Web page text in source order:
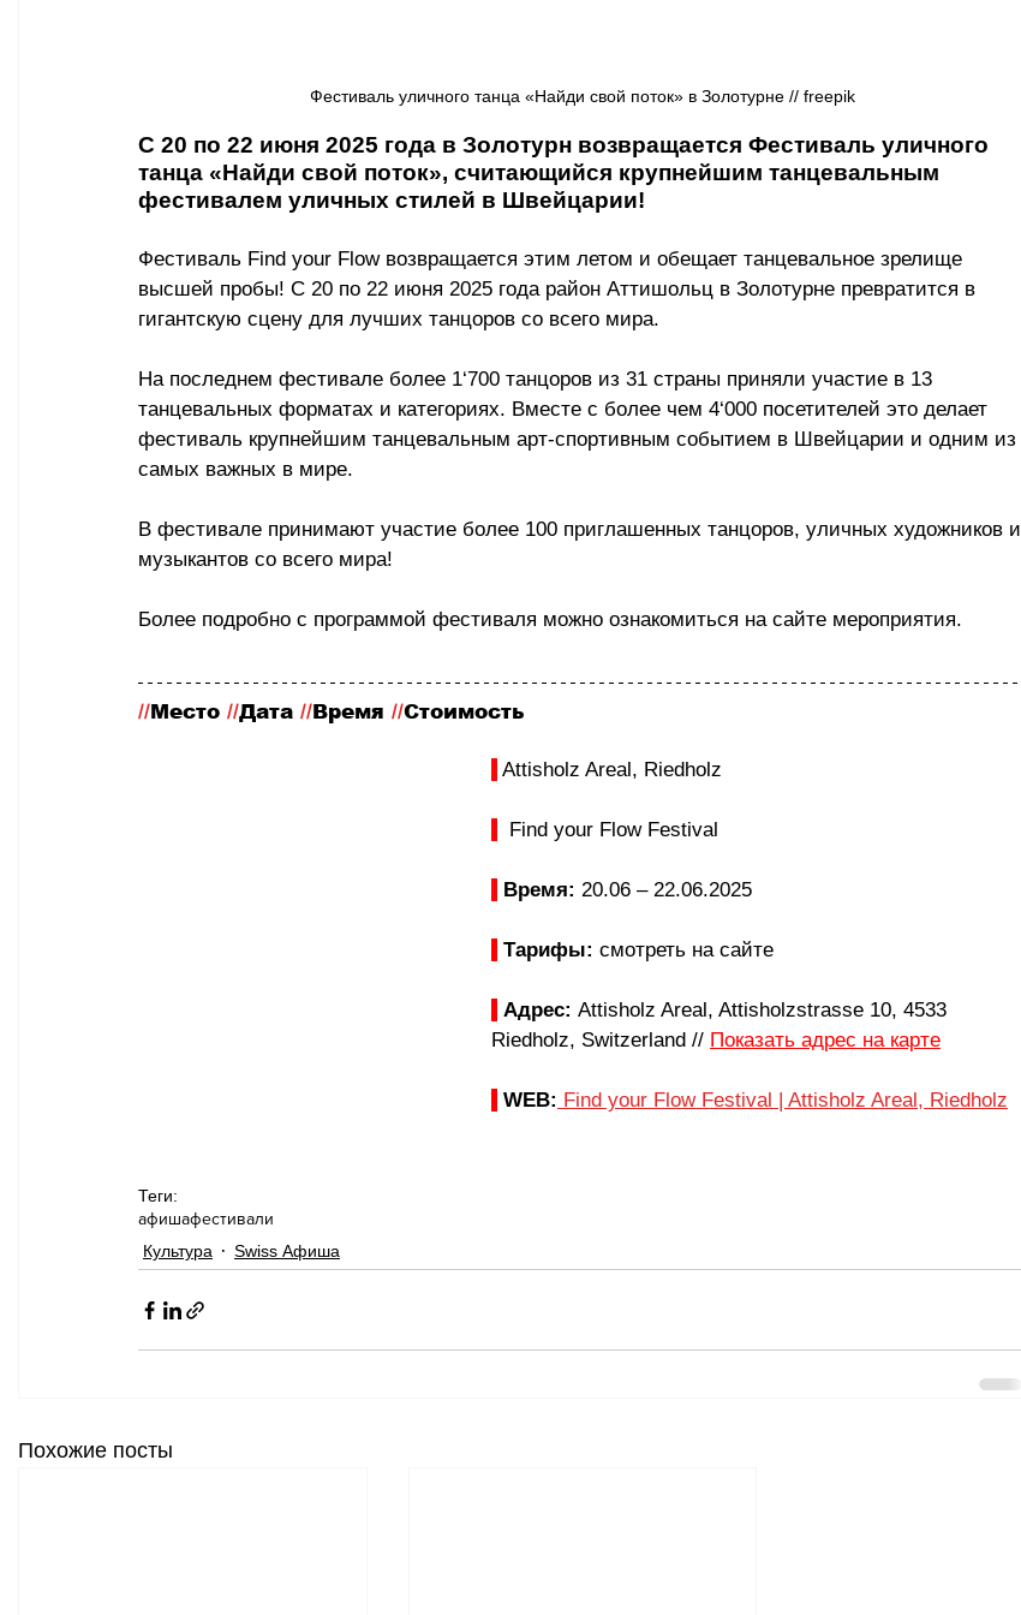
Фестиваль уличного танца «Найди свой поток» в Золотурне // freepik
С 20 по 22 июня 2025 года в Золотурн возвращается Фестиваль уличного
танца «Найди свой поток», считающийся крупнейшим танцевальным
фестивалем уличных стилей в Швейцарии!
Фестиваль Find your Flow возвращается этим летом и обещает танцевальное зрелище
высшей пробы! С 20 по 22 июня 2025 года район Аттишольц в Золотурне превратится в
гигантскую сцену для лучших танцоров со всего мира.
На последнем фестивале более 1‘700 танцоров из 31 страны приняли участие в 13
танцевальных форматах и категориях. Вместе с более чем 4‘000 посетителей это делает
фестиваль крупнейшим танцевальным арт-спортивным событием в Швейцарии и одним из
самых важных в мире.
В фестивале принимают участие более 100 приглашенных танцоров, уличных художников и
музыкантов со всего мира!
Более подробно с программой фестиваля можно ознакомиться на сайте мероприятия.
// Место //Дата // Время //Стоимость
Attisholz Areal, Riedholz
Find your Flow Festival
Время: 20.06 – 22.06.2025
Тарифы: смотреть на сайте
Адрес: Attisholz Areal, Attisholzstrasse 10, 4533
Riedholz, Switzerland // Показать адрес на карте
WEB: Find your Flow Festival | Attisholz Areal, Riedholz
Теги:
афишафестивали
Культура
Swiss Афиша
Похожие посты